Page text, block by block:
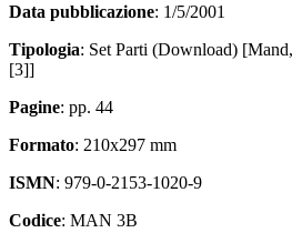
Data pubblicazione: 1/5/2001
Tipologia: Set Parti (Download)
[3]]
Pagine: pp. 44
Formato: 210x297 mm
ISMN: 979-0-2153-1020-9
Codice: MAN 3B